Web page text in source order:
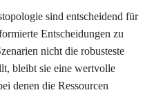
sind entscheidend für
Entscheidungen zu
nicht die robusteste
bleibt sie eine wertvolle
denen die Ressourcen